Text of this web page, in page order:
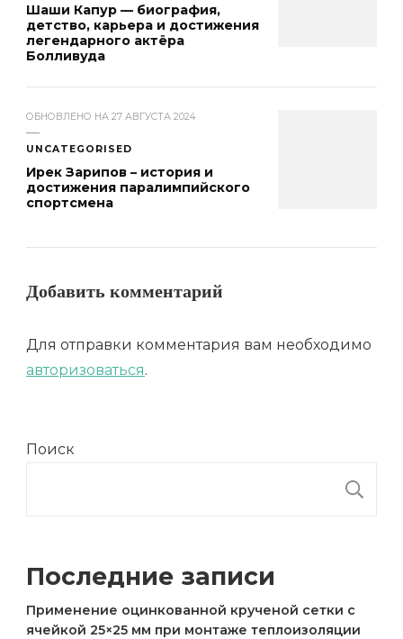
Шаши Капур — биография,
детство, карьера и достижения
легендарного актёра
Болливуда
ОБНОВЛЕНО НА 27 АВГУСТА 2024
UNCATEGORISED
Ирек Зарипов – история и
достижения паралимпийского
спортсмена
Добавить комментарий
Для отправки комментария вам необходимо
авторизоваться.
Поиск
Последние записи
Применение оцинкованной крученой сетки с
ячейкой 25×25 мм при монтаже теплоизоляции